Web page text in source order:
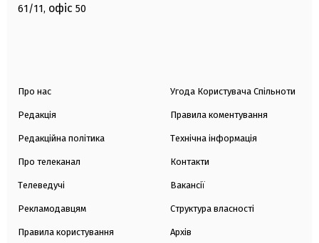
61/11, офіс 50
Про нас
Редакція
Редакційна політика
Про телеканал
Телеведучі
Рекламодавцям
Правила користування
Угода Користувача Спільноти
Правила коментування
Технічна інформація
Контакти
Вакансії
Структура власності
Архів